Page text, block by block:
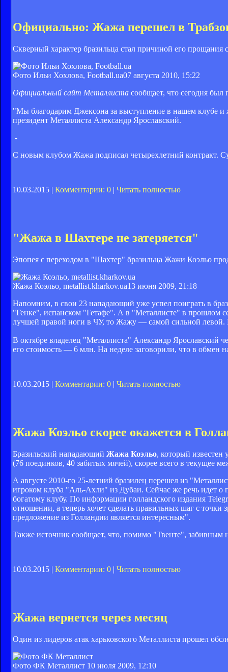
Официально: Жажа перешел в
Скверный характер бразильца стал причиной его прощания
Фото Ильи Хохлова, Football.ua07 августа 2010, 15:22
Официальный сайт Металлиста сообщает, что сегодня был
"Мы благодарим Джексона за выступление в нашем клубе и
президент Металлиста Александр Ярославский.
-
С новым клубом Жажа подписал четырехлетний контракт.
10.03.2015 | Комментарии: 0 | Читать полностью
"Жажа в Шахтере не затеряется"
Эпопея с переходом в "Шахтер" бразильца Жажи Коэльо
Жажа Коэльо, metallist.kharkov.ua13 июня 2009, 21:18
Напомним, в свои 23 нападающий уже успел поиграть в
"Генке", испанском "Гетафе". А в "Металлисте" в прошлом
лучшей правой ноги в ЧУ, то Жажу — самой сильной левой.
В октябре владелец "Металлиста" Александр Ярославский
его стоимость — 6 млн. На неделе заговорили, что в обмен
10.03.2015 | Комментарии: 0 | Читать полностью
Жажа Коэльо скорее окажется в
Бразильский нападающий Жажа Коэльо, который
(76 поединков, 40 забитых мячей), скорее всего в текущее
А августе 2010-го 25-летний бразилец перешел из
игроком клуба "Аль-Ахли" из Дубаи. Сейчас же речь идет о
богатому клубу. По информации голландского издания
отношении, а теперь хочет сделать правильных шаг с
предложение из Голландии является интересным".
Также источник сообщает, что, помимо "Твенте",
10.03.2015 | Комментарии: 0 | Читать полностью
Жажа вернется через месяц
Один из лидеров атак харьковского Металлиста прошел
Фото ФК Металлист 10 июля 2009, 12:10